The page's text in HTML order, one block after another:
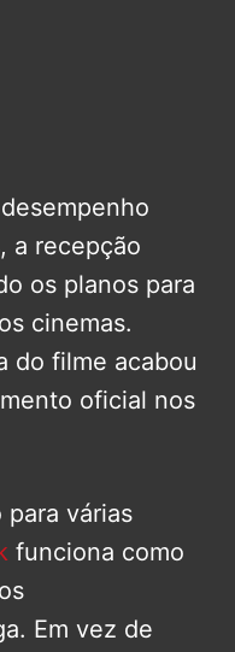
a recepção
os planos para
cinemas.
do filme acabou
oficial nos
para várias
funciona como
Em vez de